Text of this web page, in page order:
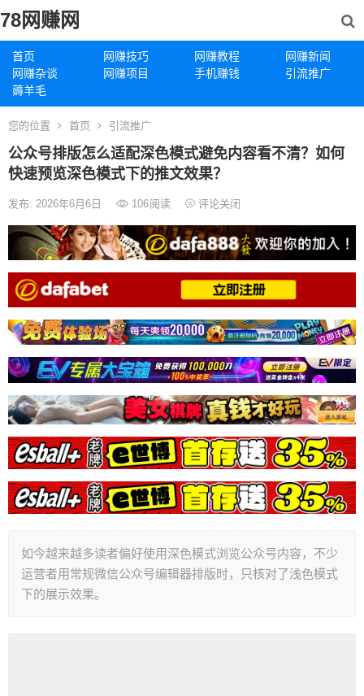
78网赚网
首页 网赚技巧 网赚教程
网赚新闻
网赚杂谈
网赚项目 手机赚钱
引流推广
薅羊毛
您的位置 首页 引流推广
公众号排版怎么适配深色模式避免内容看不清？如何
快速预览深色模式下的推文效果？
发布: 2026年6月6日 106阅读 评论关闭
如今越来越多读者偏好使用深色模式浏览公众号内容，不少
运营者用常规微信公众号编辑器排版时，只核对了浅色模式
下的展示效果。